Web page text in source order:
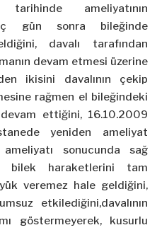
ameliyatının
gün sonra bileğinde
davalı tarafından
devam etmesi üzerine
ikisini davalının çekip
rağmen el bileğindeki
ettiğini, 16.10.2009
yeniden ameliyat
ameliyatı sonucunda sağ
bilek haraketlerini tam
veremez hale geldiğini,
etkilediğini,davalının
göstermeyerek, kusurlu